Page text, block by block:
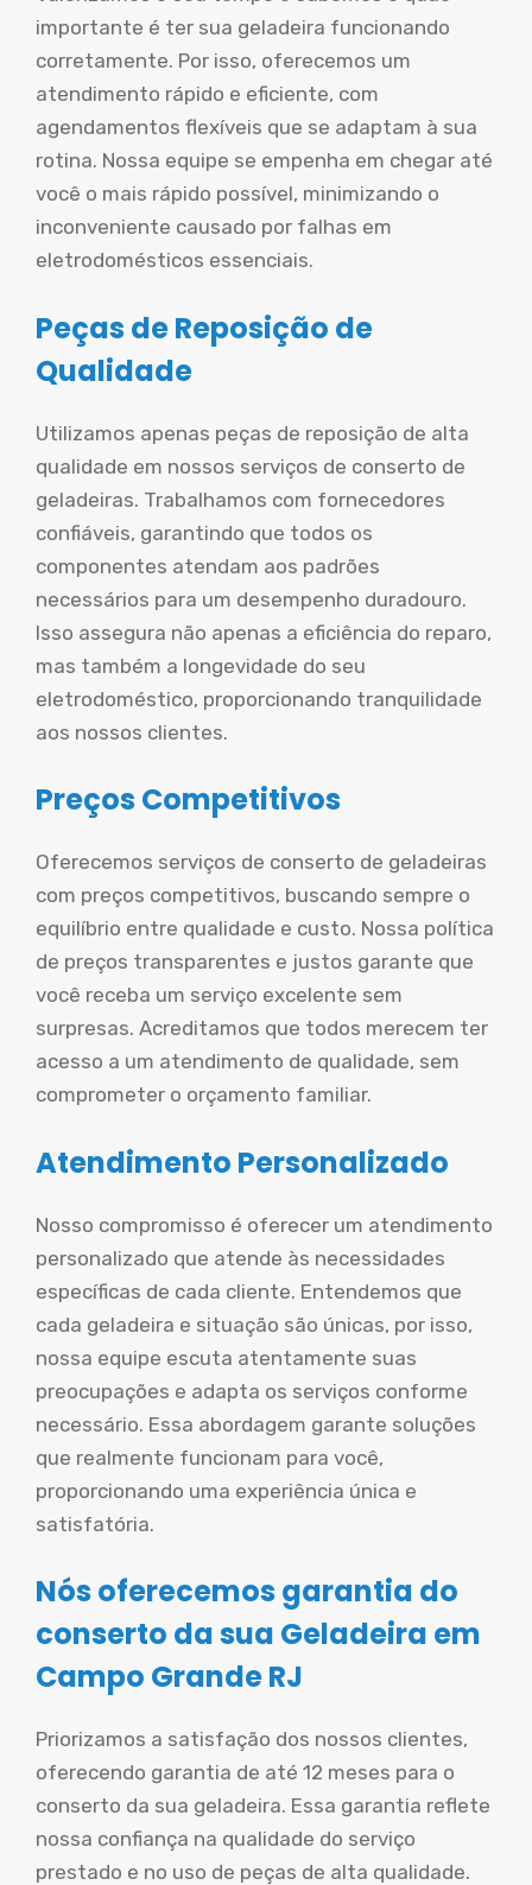
importante é ter sua geladeira funcionando
corretamente. Por isso, oferecemos um
atendimento rápido e eficiente, com
agendamentos flexíveis que se adaptam à sua
rotina. Nossa equipe se empenha em chegar até
você o mais rápido possível, minimizando o
inconveniente causado por falhas em
eletrodomésticos essenciais.
Peças de Reposição de
Qualidade
Utilizamos apenas peças de reposição de alta
qualidade em nossos serviços de conserto de
geladeiras. Trabalhamos com fornecedores
confiáveis, garantindo que todos os
componentes atendam aos padrões
necessários para um desempenho duradouro.
Isso assegura não apenas a eficiência do reparo,
mas também a longevidade do seu
eletrodoméstico, proporcionando tranquilidade
aos nossos clientes.
Preços Competitivos
Oferecemos serviços de conserto de geladeiras
com preços competitivos, buscando sempre o
equilíbrio entre qualidade e custo. Nossa política
de preços transparentes e justos garante que
você receba um serviço excelente sem
surpresas. Acreditamos que todos merecem ter
acesso a um atendimento de qualidade, sem
comprometer o orçamento familiar.
Atendimento Personalizado
Nosso compromisso é oferecer um atendimento
personalizado que atende às necessidades
específicas de cada cliente. Entendemos que
cada geladeira e situação são únicas, por isso,
nossa equipe escuta atentamente suas
preocupações e adapta os serviços conforme
necessário. Essa abordagem garante soluções
que realmente funcionam para você,
proporcionando uma experiência única e
satisfatória.
Nós oferecemos garantia do
conserto da sua Geladeira em
Campo Grande RJ
Priorizamos a satisfação dos nossos clientes,
oferecendo garantia de até 12 meses para o
conserto da sua geladeira. Essa garantia reflete
nossa confiança na qualidade do serviço
prestado e no uso de peças de alta qualidade.